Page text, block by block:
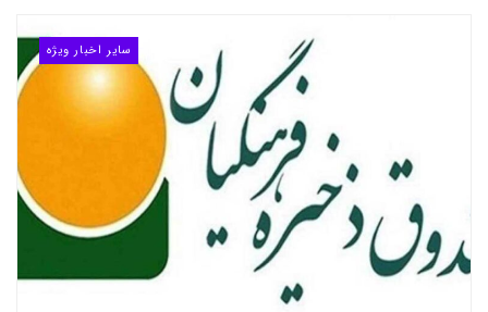
سایر اخبار ویژه